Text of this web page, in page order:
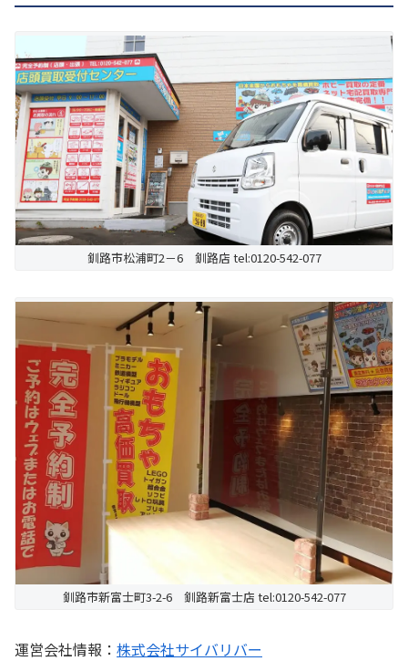
釧路市松浦町2－6 釧路店 tel:0120-542-077
釧路市新富士町3-2-6 釧路新富士店 tel:0120-542-077
運営会社情報： 株式会社サイバリバー